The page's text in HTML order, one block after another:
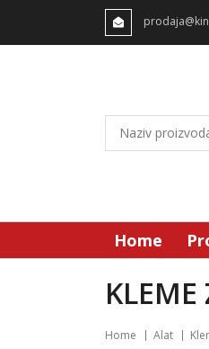
Home
KLEME
Home Alat